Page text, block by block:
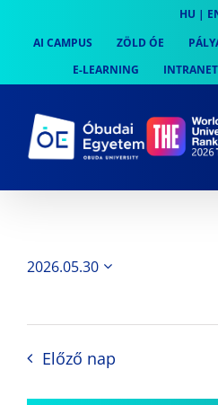
content
HU |
AI CAMPUS
ZÖLD ÓE
E-LEARNING
INTRANET
2026.05.30
Előző nap